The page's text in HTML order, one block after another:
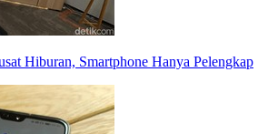
Hiburan, Smartphone Hanya Pelengkap